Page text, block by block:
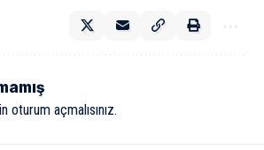
oturum açmalısınız.